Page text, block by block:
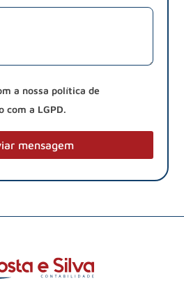
a nossa política de
com a LGPD.
mensagem